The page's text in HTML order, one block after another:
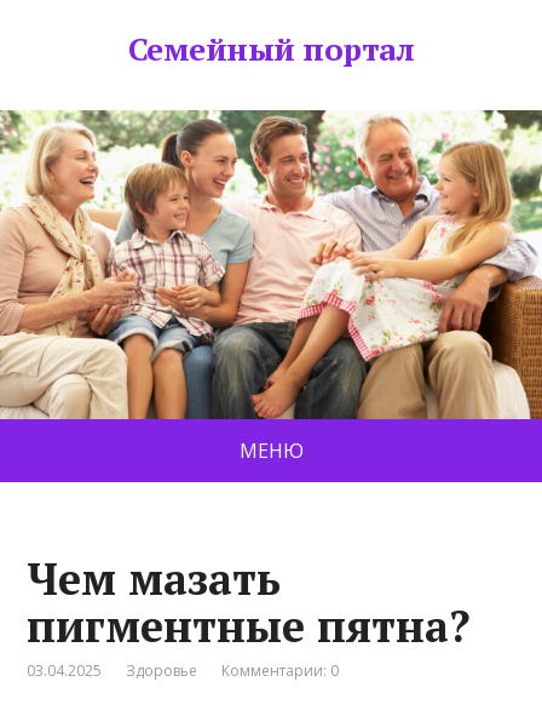
Семейный портал
МЕНЮ
Чем мазать
пигментные пятна?
03.04.2025 Здоровье Комментарии: 0